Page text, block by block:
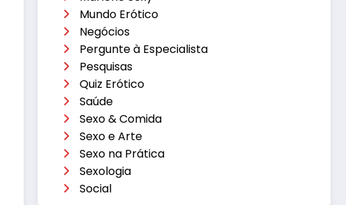
Mundo Erótico
Negócios
Pergunte à Especialista
Pesquisas
Quiz Erótico
Saúde
Sexo & Comida
Sexo e Arte
Sexo na Prática
Sexologia
Social